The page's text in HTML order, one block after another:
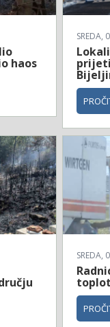
haos
SREDA,
SREDA,